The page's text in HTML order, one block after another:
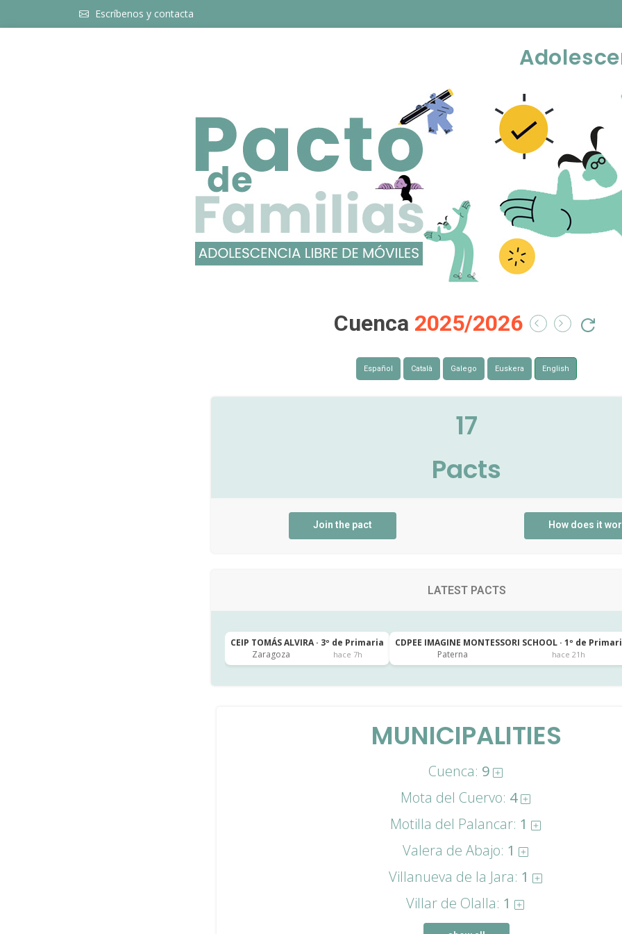
Escríbenos y contacta
Cuenca 2025/2026
Español Català Galego Euskera English
17
Pacts
Join the pact How does it
LATEST PACTS
CEIP TOMÁS ALVIRA · 3º de Primaria
Zaragoza
hace 7h
CDPEE IMAGINE MONTESSORI SCHOOL · 1º de
Paterna
hace 21h
MUNICIPALITIES
Cuenca: 9
Mota del Cuervo: 4
Motilla del Palancar: 1
Valera de Abajo: 1
Villanueva de la Jara: 1
Villar de Olalla: 1